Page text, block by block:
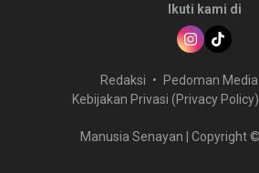
Ikuti kami di
Redaksi
Pedoman
Kebijakan Privasi (Privacy Policy)
Manusia Senayan | Copyright